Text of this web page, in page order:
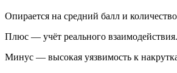
Опирается на средний балл и
Плюс — учёт реального взаимодействия.
Минус — высокая уязвимость к